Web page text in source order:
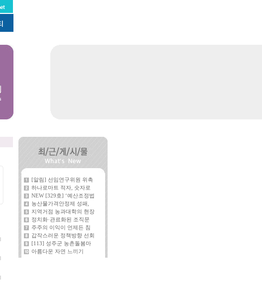
[알림] 선임연구위원 위촉
하나로마트 적자, 숫자로
NEW [329호] ‘예산조정법
농산물가격안정제 성패,
지역거점 농과대학의 현장
정치화·관료화된 조직문
주주의 이익이 언제든 침
갑작스러운 정책방향 선회
[113] 성주군 농촌돌봄마
아름다운 자연 느끼기